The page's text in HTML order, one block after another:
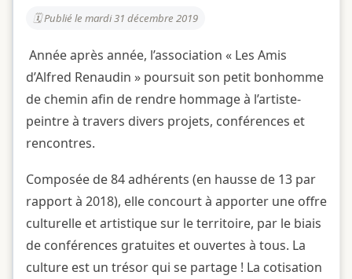
Publié le mardi 31 décembre 2019
Année après année, l’association « Les Amis
d’Alfred Renaudin » poursuit son petit bonhomme
de chemin afin de rendre hommage à l’artiste-
peintre à travers divers projets, conférences et
rencontres.
Composée de 84 adhérents (en hausse de 13 par
rapport à 2018), elle concourt à apporter une offre
culturelle et artistique sur le territoire, par le biais
de conférences gratuites et ouvertes à tous. La
culture est un trésor qui se partage ! La cotisation